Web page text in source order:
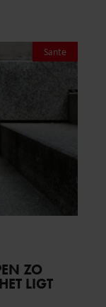
Sante
ZO
LIGT